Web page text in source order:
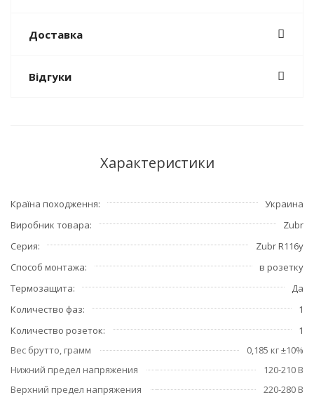
Доставка
Відгуки
Характеристики
Країна походження
Украина
Виробник товара
Zubr
Серия
Zubr R116y
Способ монтажа
в розетку
Термозащита
Да
Количество фаз
1
Количество розеток
1
Вес брутто, грамм
0,185 кг ±10%
Нижний предел напряжения
120-210 В
Верхний предел напряжения
220-280 В